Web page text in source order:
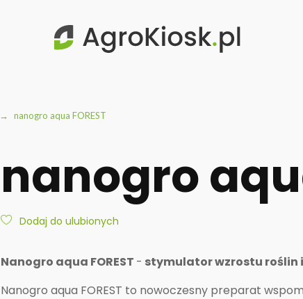
→ nanogro aqua FOREST
nanogro
Dodaj do ulubionych
Nanogro aqua FOREST - stymulator wzrostu roślin
Nanogro aqua FOREST to nowoczesny preparat